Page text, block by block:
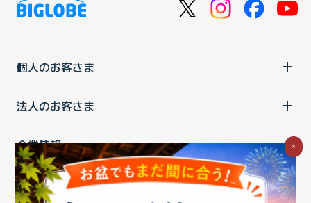
個人のお客さま
法人のお客さま
企業情報
ご利用中の方
×